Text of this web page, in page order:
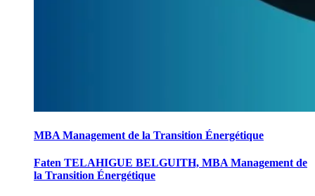
MBA Management de la Transition Énergétique
Faten TELAHIGUE BELGUITH, MBA Management de
la Transition Énergétique